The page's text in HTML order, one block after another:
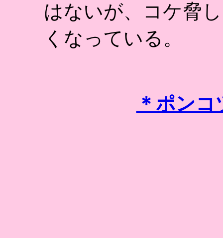
はないが、コケ脅
くなっている。
＊ポン